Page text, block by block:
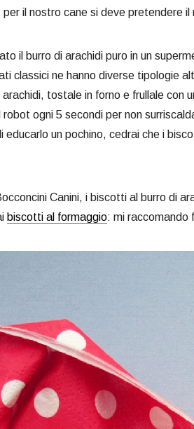
per il nostro cane si deve pretendere
il burro di arachidi puro in un
classici ne hanno diverse tipologie
tostale in forno e frullale con
robot ogni 5 secondi per non
educarlo un pochino, cedrai che i
Canini, i biscotti al burro di
biscotti al formaggio: mi raccomando